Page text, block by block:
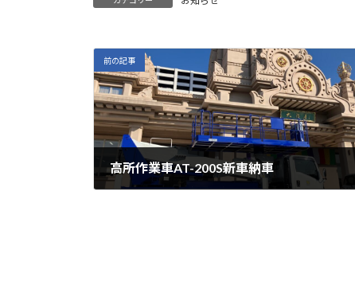
前の記事
高所作業車AT-200S新車納車